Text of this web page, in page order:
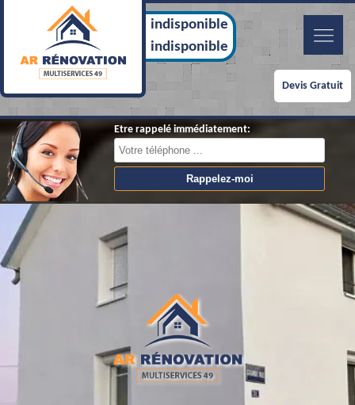
indisponible
indisponible
Devis Gratuit
Etre rappelé immédiatement: